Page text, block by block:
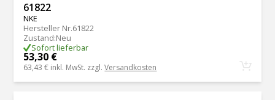
61822
NKE
Hersteller Nr.61822
Zustand:Neu
Sofort lieferbar
53,30 €
63,43 € inkl. MwSt. zzgl.Versandkosten